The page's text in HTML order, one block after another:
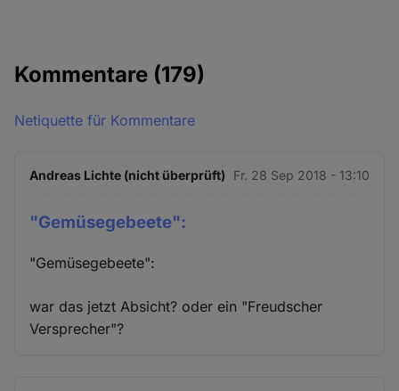
Kommentare (179)
Netiquette für Kommentare
Andreas Lichte (nicht überprüft) Fr. 28 Sep 2018 - 13:10
"Gemüsegebeete":
"Gemüsegebeete":
war das jetzt Absicht? oder ein "Freudscher
Versprecher"?